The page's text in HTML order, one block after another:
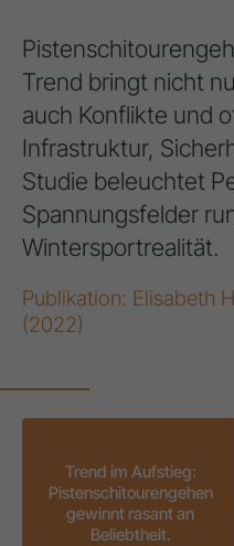
Trend bringt nicht
auch Konflikte und
Infrastruktur,
Studie beleuchtet
Spannungsfelder
Wintersportrealität.
Publikation: Elisabeth
(2022)
Trend im Aufstieg:
Pistenschitourengehen
gewinnt rasant an
Beliebtheit.